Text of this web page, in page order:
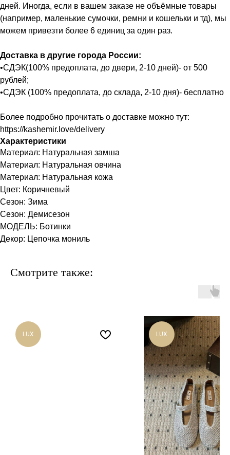
дней. Иногда, если в вашем заказе не объёмные товары
(например, маленькие сумочки, ремни и кошельки и тд), мы
можем привезти более 6 единиц за один раз.
Доставка в другие города России:
•СДЭК(100% предоплата, до двери, 2-10 дней)- от 500
рублей;
•СДЭК (100% предоплата, до склада, 2-10 дня)- бесплатно
Более подробно прочитать о доставке можно тут:
https://kashemir.love/delivery
Характеристики
Материал: Натуральная замша
Материал: Натуральная овчина
Материал: Натуральная кожа
Цвет: Коричневый
Сезон: Зима
Сезон: Демисезон
МОДЕЛЬ: Ботинки
Декор: Цепочка мониль
Смотрите также:
LUX LUX